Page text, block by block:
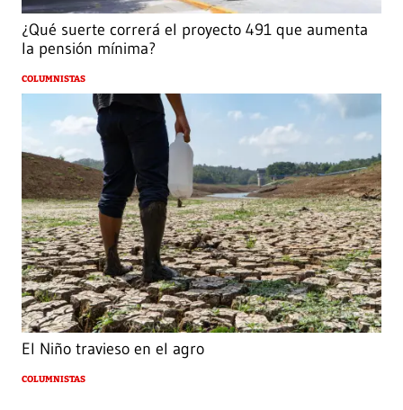
¿Qué suerte correrá el proyecto 491 que aumenta
la pensión mínima?
COLUMNISTAS
El Niño travieso en el agro
COLUMNISTAS